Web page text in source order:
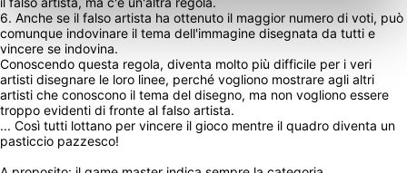
6. Anche se il falso artista ha ottenuto il maggior numero di voti, può
comunque indovinare il tema dell'immagine disegnata da tutti e
vincere se indovina.
Conoscendo questa regola, diventa molto più difficile per i veri
artisti disegnare le loro linee, perché vogliono mostrare agli altri
artisti che conoscono il tema del disegno, ma non vogliono essere
troppo evidenti di fronte al falso artista.
... Così tutti lottano per vincere il gioco mentre il quadro diventa un
pasticcio pazzesco!